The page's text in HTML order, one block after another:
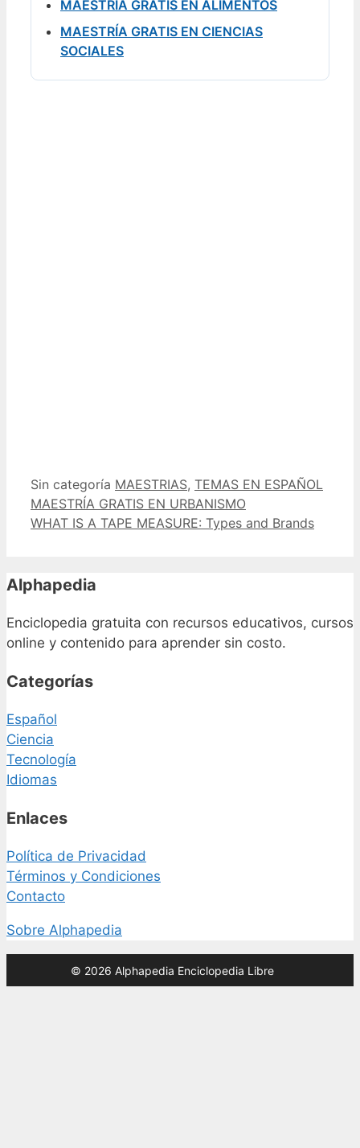
MAESTRÍA GRATIS EN ALIMENTOS
MAESTRÍA GRATIS EN CIENCIAS
SOCIALES
Categorías
Sin categoría Etiquetas
MAESTRIAS, TEMAS EN ESPAÑOL
MAESTRÍA GRATIS EN URBANISMO
WHAT IS A TAPE MEASURE: Types and Brands
Alphapedia
Enciclopedia gratuita con recursos educativos, cursos
online y contenido para aprender sin costo.
Categorías
Español
Ciencia
Tecnología
Idiomas
Enlaces
Política de Privacidad
Términos y Condiciones
Contacto
Sobre Alphapedia